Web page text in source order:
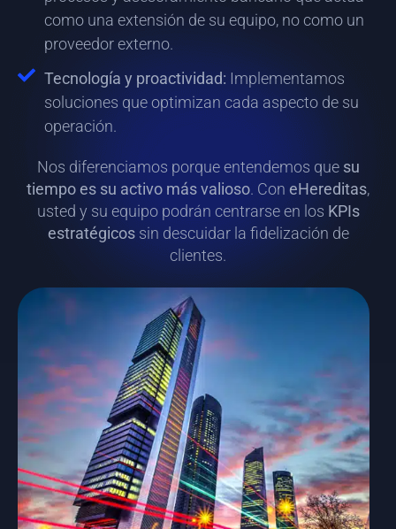
como una extensión de su equipo, no como un
proveedor externo.
Tecnología y proactividad: Implementamos
soluciones que optimizan cada aspecto de su
operación.
Nos diferenciamos porque entendemos que su
tiempo es su activo más valioso. Con eHereditas,
usted y su equipo podrán centrarse en los KPIs
estratégicossin descuidar la fidelización de
clientes.